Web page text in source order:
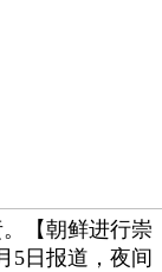
【朝鲜进行崇
5日报道，夜间